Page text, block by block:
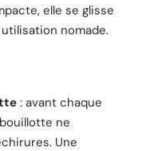
elle se glisse
nomade.
: avant chaque
ne
Une